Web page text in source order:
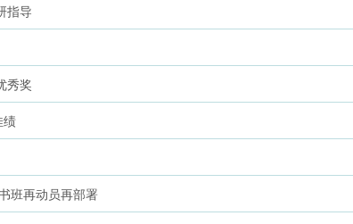
指导
秀奖
绩
班再动员再部署